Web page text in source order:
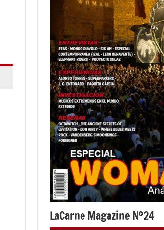
LaCarne Magazine Nº24